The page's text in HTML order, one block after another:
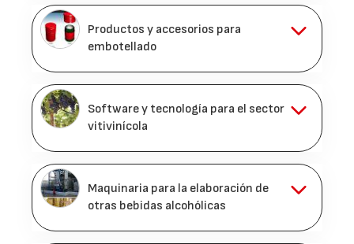
Productos y accesorios para
embotellado
Software y tecnología para el sector
vitivinícola
Maquinaria para la elaboración de
otras bebidas alcohólicas